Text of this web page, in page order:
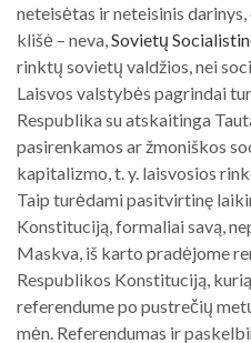
neteisėtas ir neteisinis
klišė – neva, Sovietų
rinktų sovietų valdžios, nei
Laisvos valstybės pagrindai
Respublika su atskaitinga
pasirenkamos ar žmoniškos
kapitalizmo, t. y. laisvosios
Taip turėdami pasitvirtinę
Konstituciją, formaliai savą,
Maskva, iš karto pradėjome
Respublikos Konstituciją,
referendume po pustrečių
mėn. Referendumas ir